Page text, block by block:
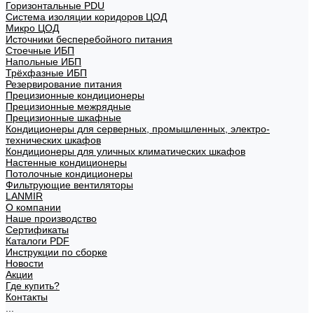
Горизонтальные PDU
Система изоляции коридоров ЦОД
Микро ЦОД
Источники бесперебойного питания
Стоечные ИБП
Напольные ИБП
Трёхфазные ИБП
Резервирование питания
Прецизионные кондиционеры
Прецизионные межрядные
Прецизионные шкафные
Кондиционеры для серверных, промышленных, электро-
технических шкафов
Кондиционеры для уличных климатических шкафов
Настенные кондиционеры
Потолочные кондиционеры
Фильтрующие вентиляторы
LANMIR
О компании
Наше производство
Сертификаты
Каталоги PDF
Инструкции по сборке
Новости
Акции
Где купить?
Контакты